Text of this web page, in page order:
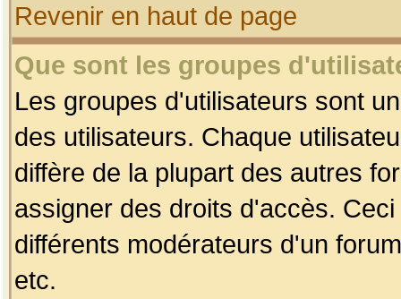
Revenir en haut de page
Que sont les groupes
Les groupes d'utilisateurs sont
des utilisateurs. Chaque
diffère de la plupart des autres
assigner des droits d'accès.
différents modérateurs d'un
etc.